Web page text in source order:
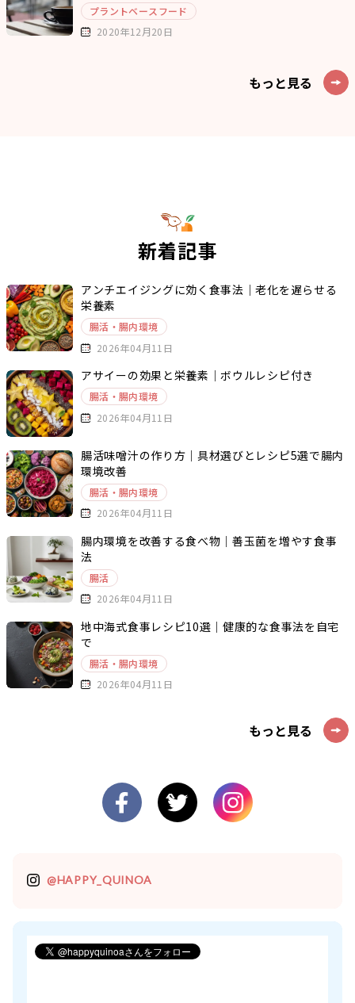
プラントベースフード
2020年12月20日
もっと見る
新着記事
アンチエイジングに効く食事法｜老化を遅らせる
栄養素
腸活・腸内環境
2026年04月11日
アサイーの効果と栄養素｜ボウルレシピ付き
腸活・腸内環境
2026年04月11日
腸活味噌汁の作り方｜具材選びとレシピ5選で腸内
環境改善
腸活・腸内環境
2026年04月11日
腸内環境を改善する食べ物｜善玉菌を増やす食事
法
腸活
2026年04月11日
地中海式食事レシピ10選｜健康的な食事法を自宅
で
腸活・腸内環境
2026年04月11日
もっと見る
@HAPPY_QUINOA